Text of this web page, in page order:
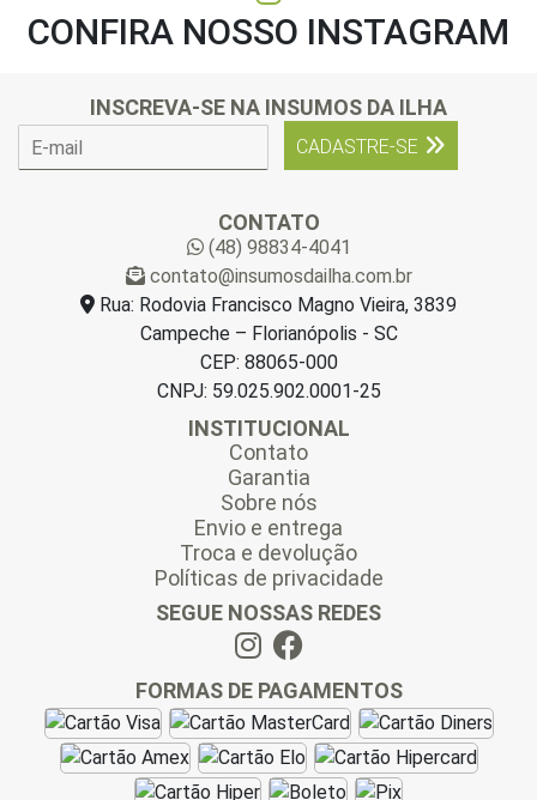
CONFIRA NOSSO INSTAGRAM
INSCREVA-SE NA INSUMOS DA ILHA
CADASTRE-SE
CONTATO
(48) 98834-4041
contato@insumosdailha.com.br
Rua: Rodovia Francisco Magno Vieira, 3839
Campeche – Florianópolis - SC
CEP: 88065-000
CNPJ: 59.025.902.0001-25
INSTITUCIONAL
Contato
Garantia
Sobre nós
Envio e entrega
Troca e devolução
Políticas de privacidade
SEGUE NOSSAS REDES
FORMAS DE PAGAMENTOS